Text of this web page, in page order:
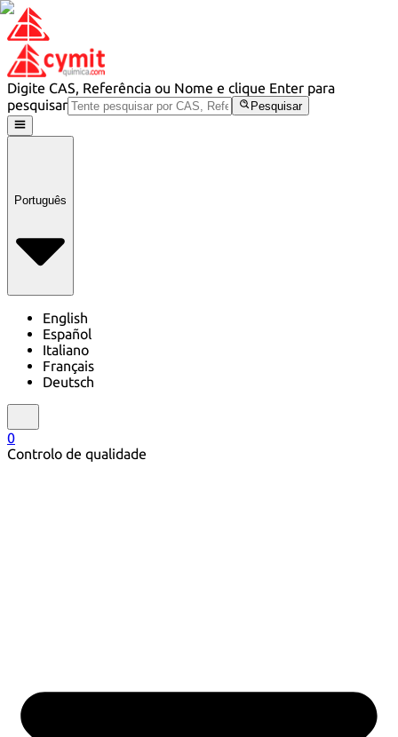
Digite CAS, Referência ou Nome e clique Enter para
pesquisar
Pesquisar
Português
English
Español
Italiano
Français
Deutsch
0
Controlo de qualidade